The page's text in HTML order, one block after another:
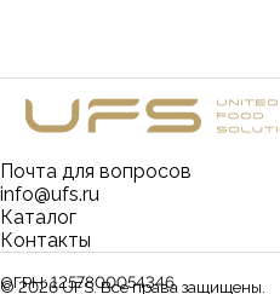
Каталог
Контакты
Почта для вопросов
info@ufs.ru
©2026UFS. Все права защищены.
ОГРН:1257800054346